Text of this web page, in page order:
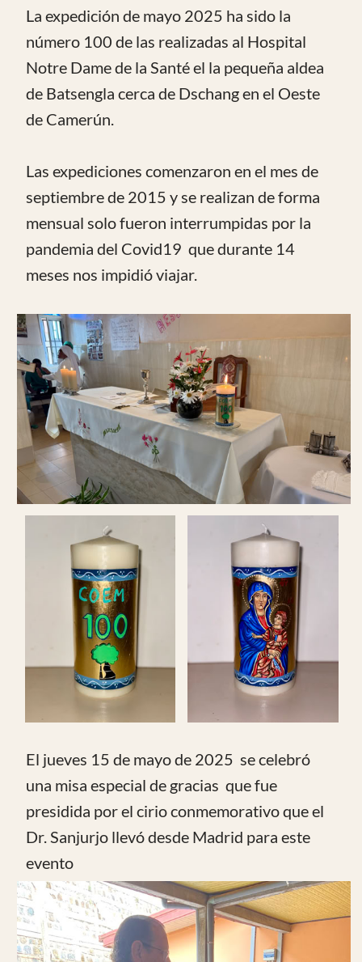
El jueves 15 de mayo de 2025 se celebró
una misa especial de gracias que fue
presidida por el cirio conmemorativo que el
Dr. Sanjurjo llevó desde Madrid para este
evento